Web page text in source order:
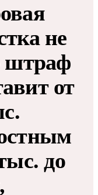
не
штраф
от
до